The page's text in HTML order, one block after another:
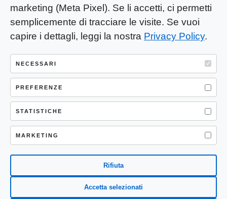
marketing (Meta Pixel). Se li accetti, ci permetti
semplicemente di tracciare le visite. Se vuoi
capire i dettagli, leggi la nostra Privacy Policy.
NECESSARI
PREFERENZE
STATISTICHE
MARKETING
Rifiuta
Accetta selezionati
YOU-ng Slow Journalism è una testata
giornalistica di proprietà di Mastino S.R.L.
Registrazione presso Trib. Santa Maria
Capua Vetere (CE) n° 900 del 31/01/2025 |
ISSN 3103-4683
P.IVA: 04755530617
Sede Legale: CASERTA – VIA LORENZO MARIA
NERONI 11 CAP 81100